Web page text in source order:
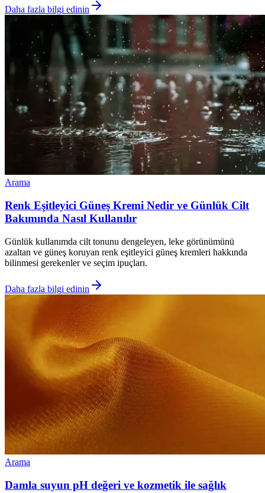
Daha fazla bilgi edinin
Arama
Renk Eşitleyici Güneş Kremi Nedir ve Günlük Cilt
Bakımında Nasıl Kullanılır
Günlük kullanımda cilt tonunu dengeleyen, leke görünümünü
azaltan ve güneş koruyan renk eşitleyici güneş kremleri hakkında
bilinmesi gerekenler ve seçim ipuçları.
Daha fazla bilgi edinin
Arama
Damla suyun pH değeri ve kozmetik ile sağlık